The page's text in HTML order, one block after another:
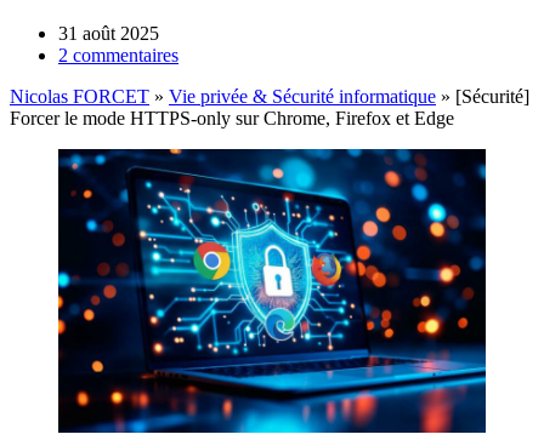
31 août 2025
2 commentaires
Nicolas FORCET » Vie privée & Sécurité informatique » [Sécurité]
Forcer le mode HTTPS‑only sur Chrome, Firefox et Edge